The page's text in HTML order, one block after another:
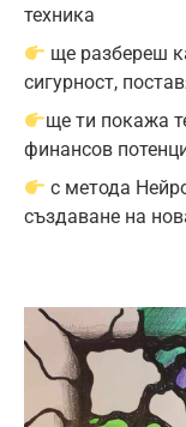
техника
ще разбереш
сигурност,
ще ти покажа
финансов
с метода
създаване на